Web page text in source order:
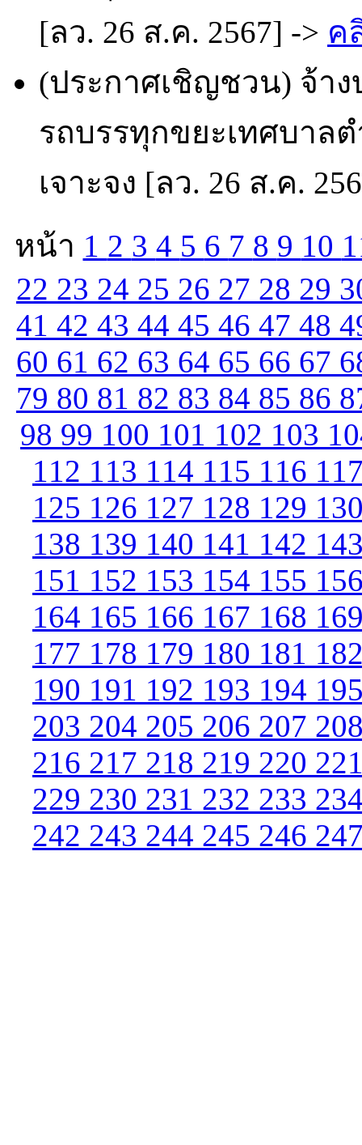
[ลว. 26 ส.ค. 2567] -> ค
(ประกาศเชิญชวน) จ้า
รถบรรทุกขยะเทศบาล
เจาะจง [ลว. 26 ส.ค.
หน้า 1 2 3 4 5 6 7 8 9 10
22 23 24 25 26 27 28 29
41 42 43 44 45 46 47 48
60 61 62 63 64 65 66 67
79 80 81 82 83 84 85 86
98 99 100 101 102 103
112 113 114 115 116
125 126 127 128 129
138 139 140 141 142
151 152 153 154 155
164 165 166 167 168
177 178 179 180 181
190 191 192 193 194
203 204 205 206 207
216 217 218 219 220
229 230 231 232 233
242 243 244 245 246